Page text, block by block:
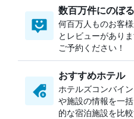
数百万件にのぼ
何百万人ものお客
とレビューがあり
ご予約ください！
おすすめホテル
ホテルズコンバイ
や施設の情報を一
的な宿泊施設を比